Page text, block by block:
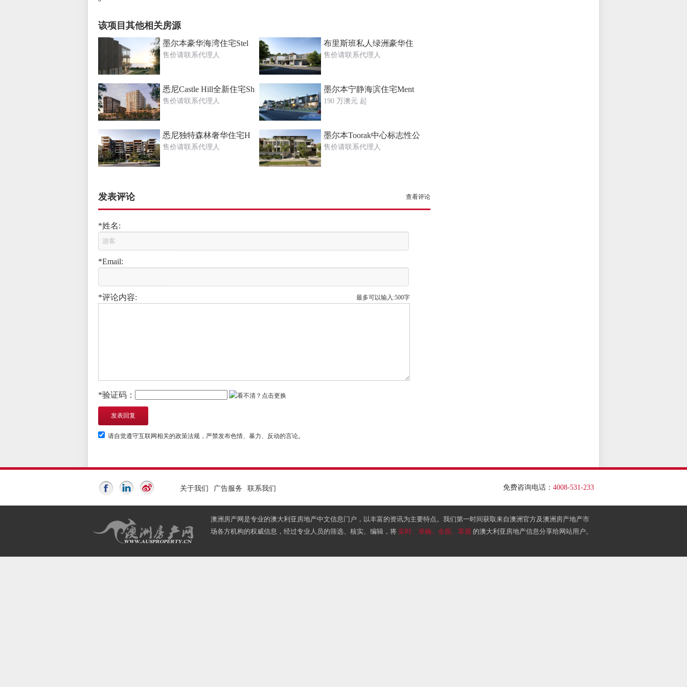
该项目其他相关房源
墨尔本豪华海湾住宅Stel
售价请联系代理人
布里斯班私人绿洲豪华住
售价请联系代理人
悉尼Castle Hill全新住宅Sh
售价请联系代理人
墨尔本宁静海滨住宅Ment
190 万澳元 起
悉尼独特森林奢华住宅H
售价请联系代理人
墨尔本Toorak中心标志性公
售价请联系代理人
发表评论 查看评论
*姓名:
*Email:
*评论内容: 最多可以输入:500字
*验证码：
请自觉遵守互联网相关的政策法规，严禁发布色情、暴力、反动的言论。
关于我们 广告服务 联系我们 免费咨询电话： 4008-531-233
澳洲房产网是专业的澳大利亚房地产中文信息门户，以丰富的资讯为主要特点。我们第一时间获取来自澳洲官方及澳洲房产地产市
场各方机构的权威信息，经过专业人员的筛选、核实、编辑，将 实时、准确、全面、客观 的澳大利亚房地产信息分享给网站用户。